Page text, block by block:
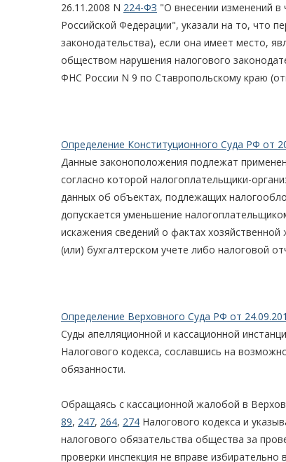
26.11.2008 N 224-ФЗ "О внесении изменений в
Российской Федерации", указали на то, что
законодательства), если она имеет место,
обществом нарушения налогового
ФНС России N 9 по Ставропольскому краю
Определение Конституционного Суда РФ от
Данные законоположения подлежат
согласно которой налогоплательщики-
данных об объектах, подлежащих
допускается уменьшение
искажения сведений о фактах
(или) бухгалтерском учете либо налоговой
Определение Верховного Суда РФ от
Суды апелляционной и кассационной
Налогового кодекса, сославшись на
обязанности.
Обращаясь с кассационной жалобой в
89, 247, 264, 274 Налогового кодекса и
налогового обязательства общества за
проверки инспекция не вправе